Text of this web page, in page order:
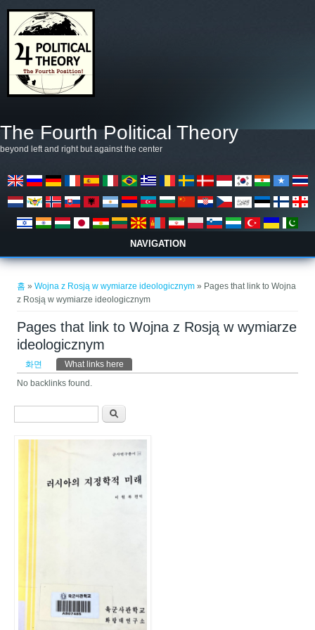
The Fourth Political Theory
beyond left and right but against the center
NAVIGATION
홈 »Wojna z Rosją w wymiarze ideologicznym» Pages that link to Wojna
z Rosją w wymiarze ideologicznym
Pages that link to Wojna z Rosją w wymiarze
ideologicznym
기본탭
화면 What links here
No backlinks found.